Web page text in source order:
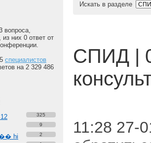
вопроса,
из них 0 ответ от
специалистов
на 2 329 486
325
9
hi 2
Искать в разделе
СПИД |
11:28 27-